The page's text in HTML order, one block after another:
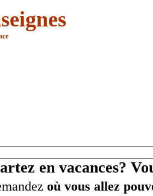
en vacances?
où vous allez